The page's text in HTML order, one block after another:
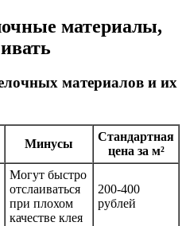
материалы,
материалов и их
Минусы
Стандартная
цена за м²
Могут быстро
отслаиваться
при плохом
качестве клея
200-400
рублей